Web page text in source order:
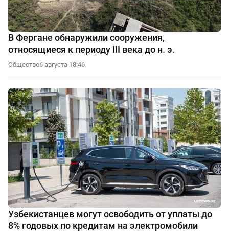
В Фергане обнаружили сооружения,
относящиеся к периоду III века до н. э.
Общество6 августа 18:46
Узбекистанцев могут освободить от уплаты до
8% годовых по кредитам на электромобили